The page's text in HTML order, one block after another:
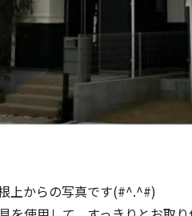
上からの写真です(#^.^#)